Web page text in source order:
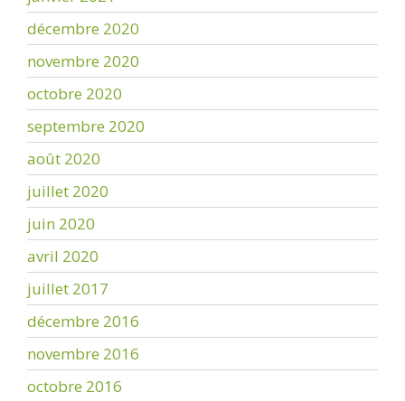
décembre 2020
novembre 2020
octobre 2020
septembre 2020
août 2020
juillet 2020
juin 2020
avril 2020
juillet 2017
décembre 2016
novembre 2016
octobre 2016